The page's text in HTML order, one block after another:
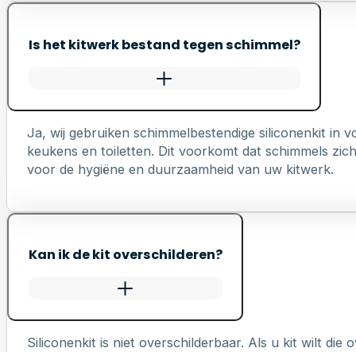
Is het kitwerk bestand tegen schimmel?
Ja, wij gebruiken schimmelbestendige siliconenkit in
keukens en toiletten. Dit voorkomt dat schimmels
voor de hygiëne en duurzaamheid van uw kitwerk.
Kan ik de kit overschilderen?
Siliconenkit is niet overschilderbaar. Als u kit wilt die